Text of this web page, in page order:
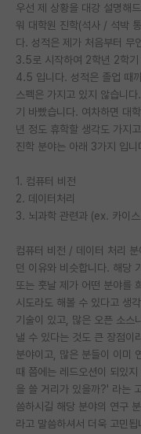
석박사 채용 정보 게
임용 정보 게시판
학부 인턴 게시판
취업 게시판
임용 후기 게시판
인문사회 계열 게시판
반도체/AI 게시판
장학금/장학생 게시
학술 정보 게시판
홍보 게시판
커리어
유학교육
우선 제 상황을 대강 설명해
워 대학원 진학(석사 / 석박
다. 성적은 제가 처음부터 무
3.5로 시작하여 2학년 2학
4.5 입니다. 성적은 졸업 때
스펙은 가지고 있지 않습니
기 바빴습니다. 여차하면 대
년 정도 휴학할 생각도 가지
진학 분야는 아래 3가지 입니
1. 컴퓨터 비전
2. 데이터처리
3. 뇌과학 관련과 (ex. 카이
컴퓨터 비전 / 데이터 처리
던 이유와 비슷합니다. 해당
또는 훗날 제가 어떤 분야를
시도라도 해볼 수 있다고 생
기술이 있고, 많은 오픈 소스
낼 수 있다는 것도 큰 장점이
분야이고, 많은 분들이 이미
때 쯤에는 레드오션이 되있
을 쓸 거리가 있을까?' 라는
씀하시길 해당 분야의 연구
라고 말씀하셔서 더욱 고민됩